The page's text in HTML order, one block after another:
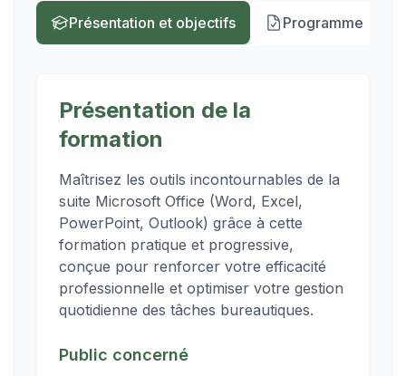
Présentation et objectifs Programme
Présentation de la
formation
Maîtrisez les outils incontournables de la
suite Microsoft Office (Word, Excel,
PowerPoint, Outlook) grâce à cette
formation pratique et progressive,
conçue pour renforcer votre efficacité
professionnelle et optimiser votre gestion
quotidienne des tâches bureautiques.
Public concerné